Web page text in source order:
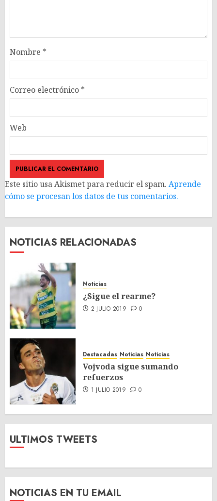
Nombre *
Correo electrónico *
Web
Este sitio usa Akismet para reducir el spam. Aprende
cómo se procesan los datos de tus comentarios.
NOTICIAS RELACIONADAS
Noticias
¿Sigue el rearme?
2 JULIO 2019 0
Destacadas Noticias Noticias
Vojvoda sigue sumando
refuerzos
1 JULIO 2019 0
ULTIMOS TWEETS
NOTICIAS EN TU EMAIL